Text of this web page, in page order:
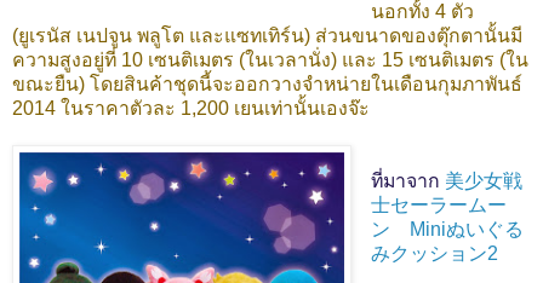
นอกทั้ง 4 ตัว
(ยูเรนัส เนปจูน พลูโต และแซทเทิร์น) ส่วนขนาดของตุ๊กตานั้นมี
ความสูงอยู่ที่ 10 เซนติเมตร (ในเวลานั่ง) และ 15 เซนติเมตร (ใน
ขณะยืน) โดยสินค้าชุดนี้จะออกวางจำหน่ายในเดือนกุมภาพันธ์
2014 ในราคาตัวละ 1,200 เยนเท่านั้นเองจ๊ะ
ที่มาจาก 美少女戦
士セーラームー
ン Miniぬいぐる
みクッション2